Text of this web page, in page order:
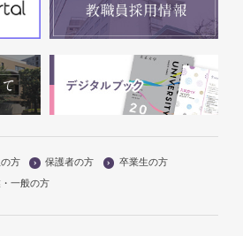
方 保護者の方
卒業生の方
一般の方